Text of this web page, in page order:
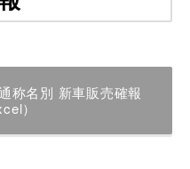
称名別 新車販売確報
）